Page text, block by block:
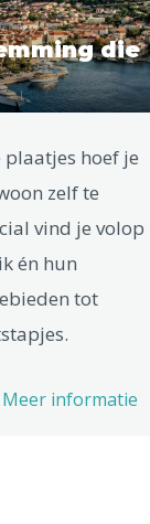
die
plaatjes hoef je
zelf te
vind je volop
én hun
tot
Meer informatie